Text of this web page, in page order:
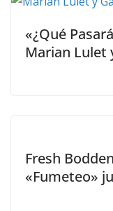
«¿Qué
Marian Lulet
Fresh
«Fumeteo»